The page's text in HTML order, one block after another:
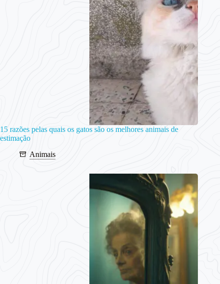
15 razões pelas quais os gatos são os melhores animais de
estimação
Animais